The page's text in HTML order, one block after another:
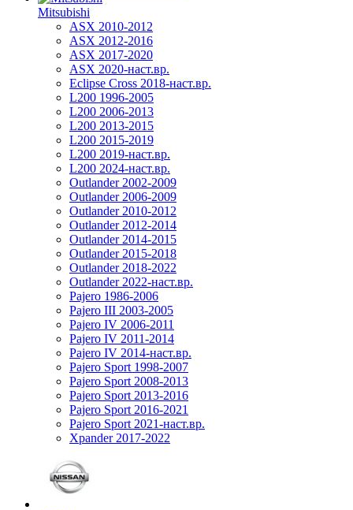
Mitsubishi
ASX 2010-2012
ASX 2012-2016
ASX 2017-2020
ASX 2020-наст.вр.
Eclipse Cross 2018-наст.вр.
L200 1996-2005
L200 2006-2013
L200 2013-2015
L200 2015-2019
L200 2019-наст.вр.
L200 2024-наст.вр.
Outlander 2002-2009
Outlander 2006-2009
Outlander 2010-2012
Outlander 2012-2014
Outlander 2014-2015
Outlander 2015-2018
Outlander 2018-2022
Outlander 2022-наст.вр.
Pajero 1986-2006
Pajero III 2003-2005
Pajero IV 2006-2011
Pajero IV 2011-2014
Pajero IV 2014-наст.вр.
Pajero Sport 1998-2007
Pajero Sport 2008-2013
Pajero Sport 2013-2016
Pajero Sport 2016-2021
Pajero Sport 2021-наст.вр.
Xpander 2017-2022